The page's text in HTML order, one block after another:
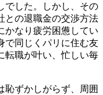
でした。しかし、その
との退職金の交渉方法
かなり疲労困憊してい
で同じくパリに住む友
転職が叶い、忙しい毎
恥ずかしがらず、周囲